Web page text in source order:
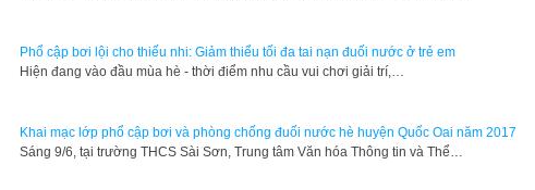
Phổ cập bơi lội cho thiếu nhi: Giảm thiểu tối đa tai nạn đuối nước ở trẻ em
Hiện đang vào đầu mùa hè - thời điểm nhu cầu vui chơi giải trí,…
Khai mạc lớp phổ cập bơi và phòng chống đuối nước hè huyện Quốc Oai năm 2017
Sáng 9/6, tại trường THCS Sài Sơn, Trung tâm Văn hóa Thông tin và Thể…